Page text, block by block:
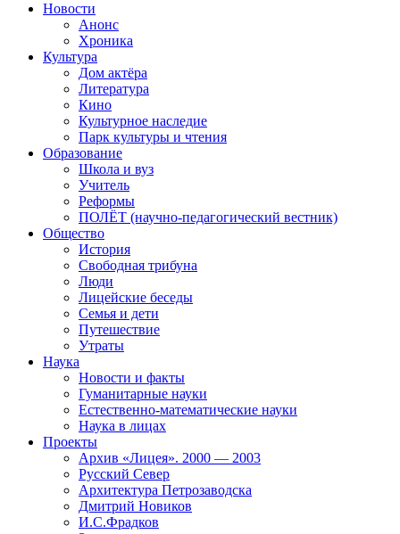
Новости
Анонс
Хроника
Культура
Дом актёра
Литература
Кино
Культурное наследие
Парк культуры и чтения
Образование
Школа и вуз
Учитель
Реформы
ПОЛЁТ (научно-педагогический вестник)
Общество
История
Свободная трибуна
Люди
Лицейские беседы
Семья и дети
Путешествие
Утраты
Наука
Новости и факты
Гуманитарные науки
Естественно-математические науки
Наука в лицах
Проекты
Архив «Лицея». 2000 — 2003
Русский Север
Архитектура Петрозаводска
Дмитрий Новиков
И.С.Фрадков